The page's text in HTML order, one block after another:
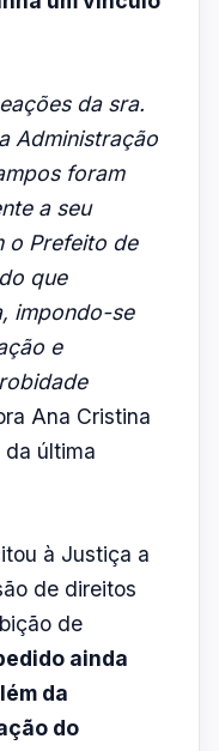
(MPSP)
uma ação por
Anderson
Coelho,
suspeitas de
em cargos de
um vínculo
da sra.
foram
a seu
Prefeito de
que
impondo-se
e